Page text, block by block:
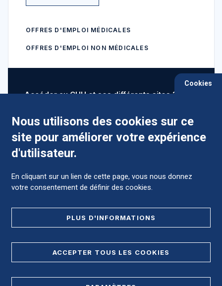
OFFRES D'EMPLOI MÉDICALES
OFFRES D'EMPLOI NON MÉDICALES
Accéder au CHU et ses différents sites ?
Comment préparer mon hospitalisation ?
Cookies
Nous utilisons des cookies sur ce
site pour améliorer votre expérience
d'utilisateur.
En cliquant sur un lien de cette page, vous nous donnez
votre consentement de définir des cookies.
PLUS D'INFORMATIONS
ACCEPTER TOUS LES COOKIES